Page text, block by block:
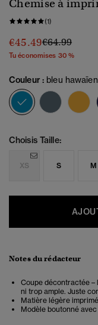
Chemise à
(1)
€45.49Prix réduit de
€64.99à
Tu économises 30 %
Couleur : bleu hawaïen
sélectionné
Choisis Taille:
XS S M
Notes du rédacteur
Coupe décontractée –
ni trop ample. Juste
Matière légère
Modèle boutonné